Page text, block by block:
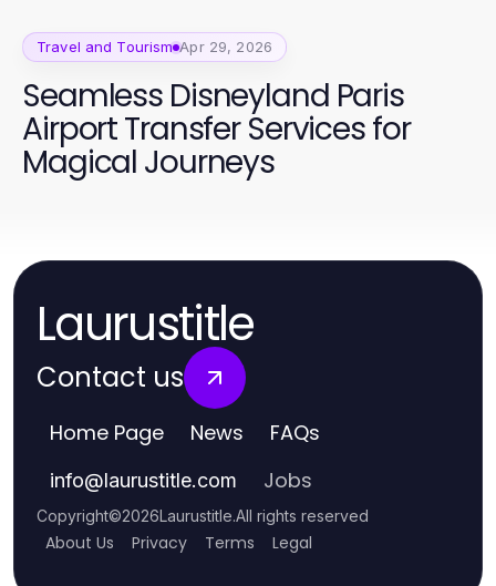
Travel and Tourism Apr 29, 2026
Seamless Disneyland Paris
Airport Transfer Services for
Magical Journeys
Laurustitle
Contact us
Home Page News FAQs
info@laurustitle.com Jobs
Copyright©2026Laurustitle.All rights reserved
About Us Privacy Terms Legal